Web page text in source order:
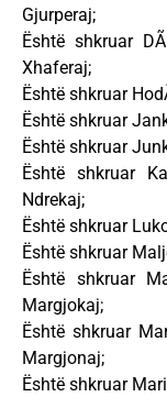
Gjurperaj;
Është shkruar
Xhaferaj;
Është shkruar
Është shkruar
Është shkruar
Është shkruar
Ndrekaj;
Është shkruar
Është shkruar
Është shkruar
Margjokaj;
Është shkruar
Margjonaj;
Është shkruar